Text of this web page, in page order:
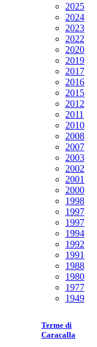
2025
2024
2023
2022
2020
2019
2017
2016
2015
2012
2011
2010
2008
2007
2003
2002
2001
2000
1998
1997
1997
1994
1992
1991
1988
1980
1977
1949
Terme di
Caracalla